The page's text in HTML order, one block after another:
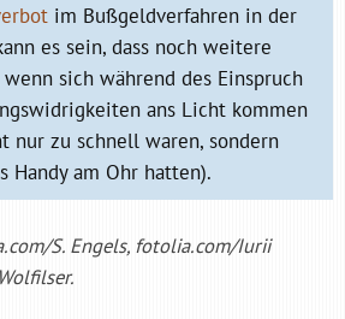
im Bußgeldverfahren in der
es sein, dass noch weitere
sich während des Einspruch
ans Licht kommen
nur zu schnell waren, sondern
Handy am Ohr hatten).
S. Engels, fotolia.com/Iurii